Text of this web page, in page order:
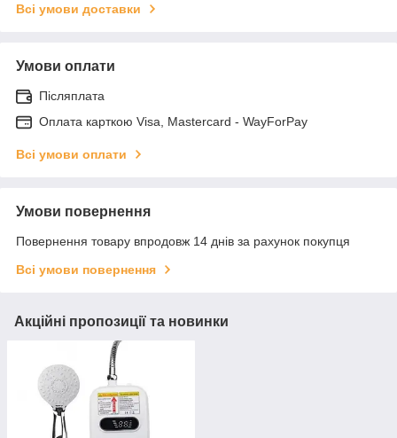
Всі умови доставки
Умови оплати
Післяплата
Оплата карткою Visa, Mastercard - WayForPay
Всі умови оплати
Умови повернення
Повернення товару впродовж 14 днів за рахунок покупця
Всі умови повернення
Акційні пропозиції та новинки